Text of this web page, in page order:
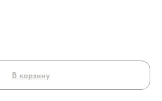
В корзину